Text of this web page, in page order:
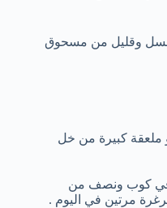
وقليل من مسحوق
ملعقة كبيرة من خل
في كوب ونصف من
مرتين في اليوم .